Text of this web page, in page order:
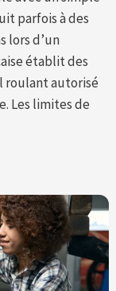
parfois à des
lors d’un
établit des
roulant autorisé
Les limites de